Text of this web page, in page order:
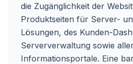
die Zugänglichkeit der
Produktseiten für Server-
Lösungen, des Kunden-
Serververwaltung sowie
Informationsportale. Eine